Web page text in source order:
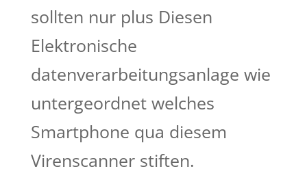
sollten nur plus Diesen
Elektronische
datenverarbeitungsanlage wie
untergeordnet welches
Smartphone qua diesem
Virenscanner stiften.